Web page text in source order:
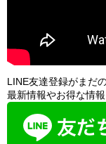
LINE友達登録がまだ
最新情報やお得な情